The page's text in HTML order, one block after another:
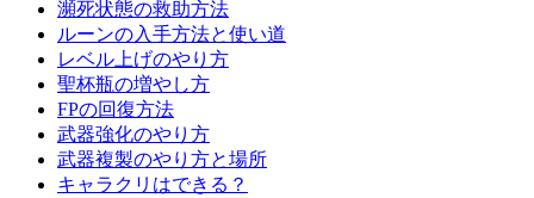
瀕死状態の救助方法
ルーンの入手方法と使い道
レベル上げのやり方
聖杯瓶の増やし方
FPの回復方法
武器強化のやり方
武器複製のやり方と場所
キャラクリはできる？